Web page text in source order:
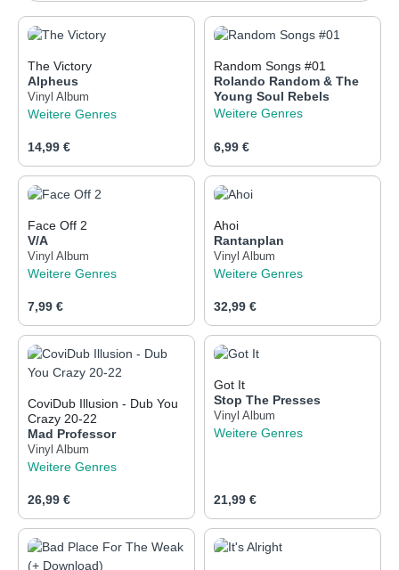
The Victory
Alpheus
Vinyl Album
Weitere Genres
Regulärer Preis:
14,99 €
Random Songs #01
Rolando Random & The
Young Soul Rebels
Weitere Genres
Regulärer Preis:
6,99 €
Face Off 2
V/A
Vinyl Album
Weitere Genres
Regulärer Preis:
7,99 €
Ahoi
Rantanplan
Vinyl Album
Weitere Genres
Regulärer Preis:
32,99 €
CoviDub Illusion - Dub You
Crazy 20-22
Mad Professor
Vinyl Album
Weitere Genres
Regulärer Preis:
26,99 €
Got It
Stop The Presses
Vinyl Album
Weitere Genres
Regulärer Preis:
21,99 €